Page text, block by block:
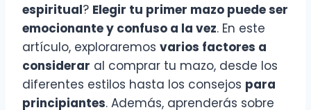
espiritual? Elegir tu primer mazo puede ser
emocionante y confuso a la vez. En este
artículo, exploraremos varios factores a
considerar al comprar tu mazo, desde los
diferentes estilos hasta los consejos para
principiantes. Además, aprenderás sobre